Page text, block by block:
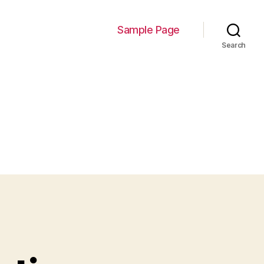
Sample Page
Search